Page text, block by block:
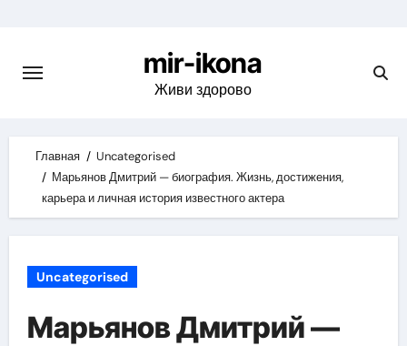
content
mir-ikona
Живи здорово
Главная
Uncategorised
Марьянов Дмитрий — биография. Жизнь, достижения,
карьера и личная история известного актера
Uncategorised
Марьянов Дмитрий —